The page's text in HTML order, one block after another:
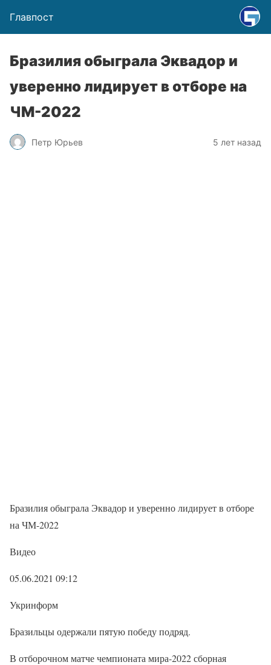
Главпост
Бразилия обыграла Эквадор и
уверенно лидирует в отборе на
ЧМ-2022
Петр Юрьев 5 лет назад
Бразилия обыграла Эквадор и уверенно лидирует в отборе
на ЧМ-2022
Видео
05.06.2021 09:12
Укринформ
Бразильцы одержали пятую победу подряд.
В отборочном матче чемпионата мира-2022 сборная